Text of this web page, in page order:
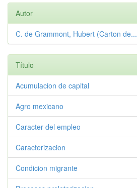
Autor
C. de Grammont, Hubert (Carton de...
Título
Acumulacion de capital
Agro mexicano
Caracter del empleo
Caracterizacion
Condicion migrante